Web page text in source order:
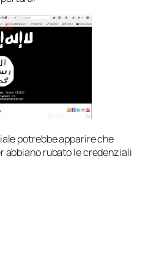
potrebbe apparire che
abbiano rubato le credenziali